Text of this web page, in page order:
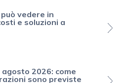
vedere in
e soluzioni a
2026: come
sono previste